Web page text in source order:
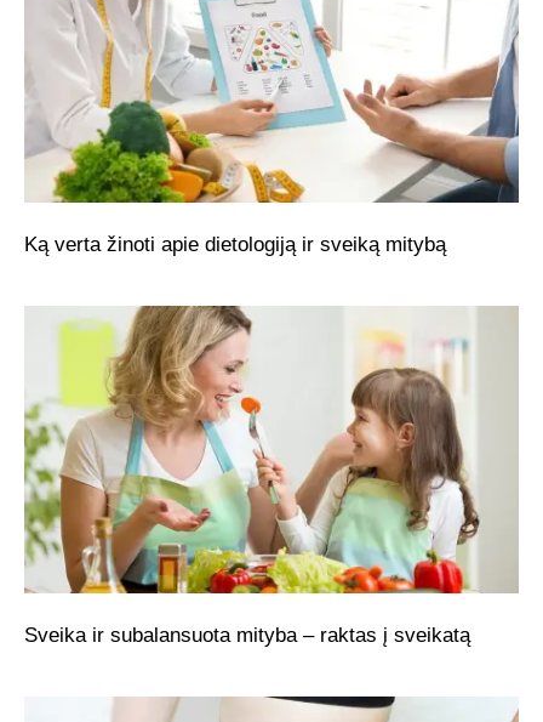
Ką verta žinoti apie dietologiją ir sveiką mitybą
Sveika ir subalansuota mityba – raktas į sveikatą